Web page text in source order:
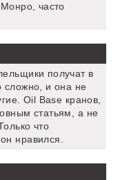
часто
получат в
сложно, и она не
Oil Base кранов,
статьям, а не
что
нравился.